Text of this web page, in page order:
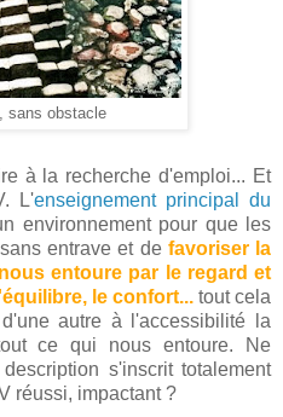
sans obstacle
à la recherche d'emploi... Et
L'enseignement principal du
environnement pour que les
entrave et de favoriser la
entoure par le regard et
le confort... tout cela
autre à l'accessibilité la
ce qui nous entoure. Ne
s'inscrit totalement
réussi, impactant ?